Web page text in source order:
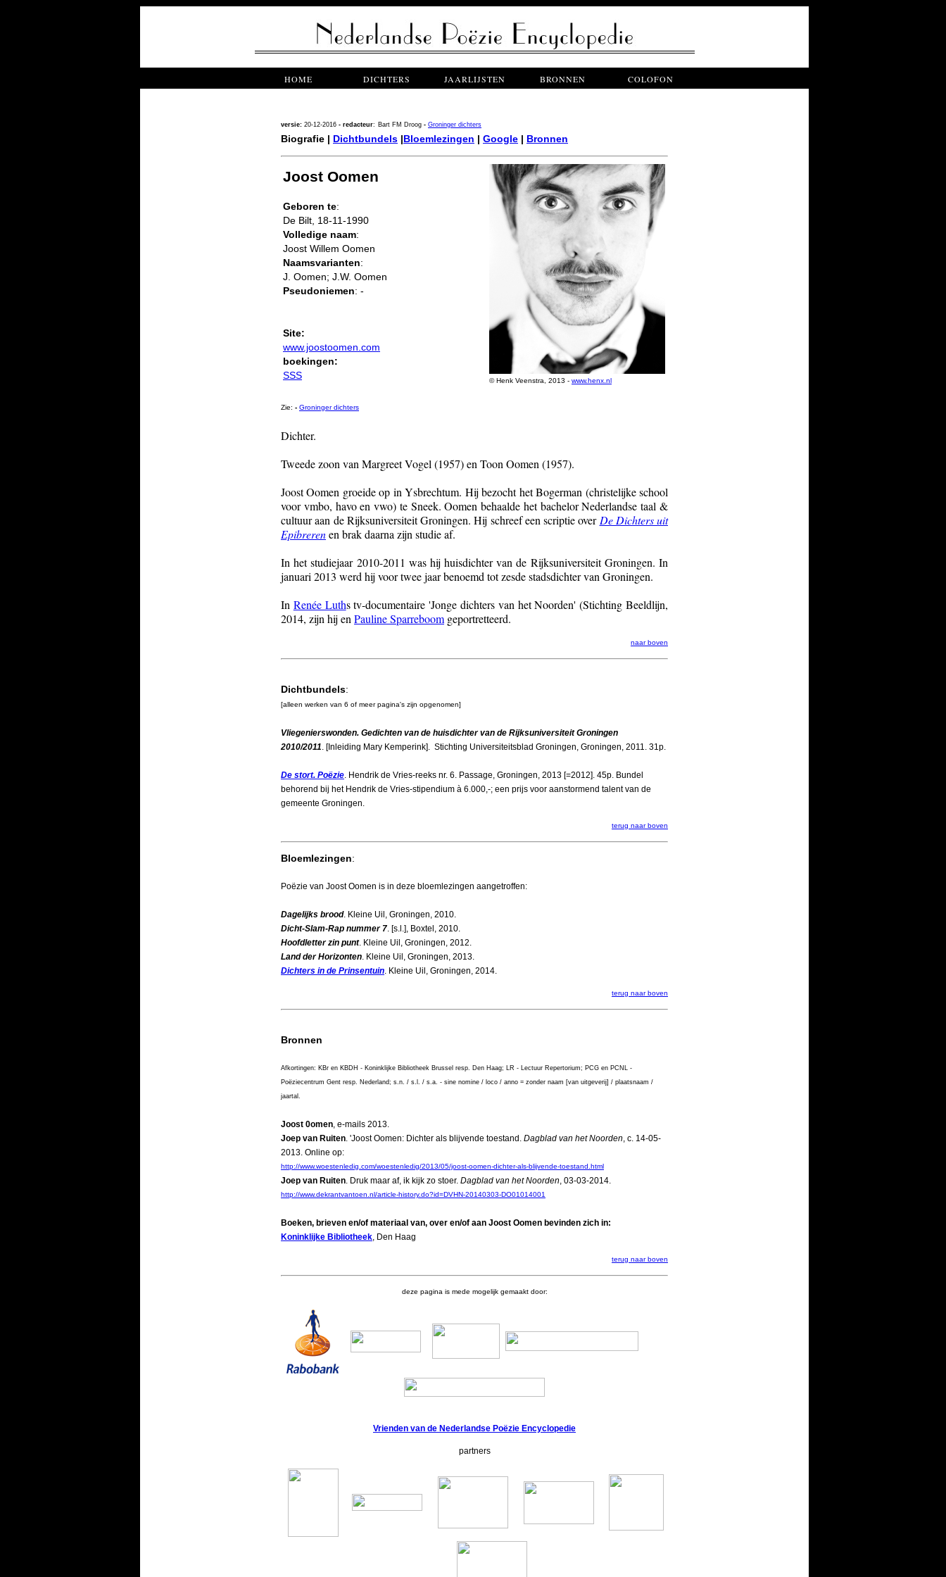
HOME DICHTERS JAARLIJSTEN BRONNEN COLOFON
versie: 20-12-2016 - redacteur: Bart FM Droog - Groninger dichters
Biografie | Dichtbundels |Bloemlezingen | Google | Bronnen
Joost Oomen
Geboren te:
De Bilt, 18-11-1990
Volledige naam:
Joost Willem Oomen
Naamsvarianten:
J. Oomen; J.W. Oomen
Pseudoniemen: -
Site:
www.joostoomen.com
boekingen:
SSS
© Henk Veenstra, 2013 - www.henx.nl
Zie: - Groninger dichters
Dichter.
Tweede zoon van Margreet Vogel (1957) en Toon Oomen (1957).
Joost Oomen groeide op in Ysbrechtum. Hij bezocht het Bogerman (christelijke school
voor vmbo, havo en vwo) te Sneek. Oomen behaalde het bachelor Nederlandse taal &
cultuur aan de Rijksuniversiteit Groningen. Hij schreef een scriptie over De Dichters uit
Epibrerenen brak daarna zijn studie af.
In het studiejaar 2010-2011 was hij huisdichter van de Rijksuniversiteit Groningen. In
januari 2013 werd hij voor twee jaar benoemd tot zesde stadsdichter van Groningen.
In Renée Luths tv-documentaire 'Jonge dichters van het Noorden' (Stichting Beeldlijn,
2014, zijn hij en Pauline Sparreboom geportretteerd.
naar boven
Dichtbundels:
[alleen werken van 6 of meer pagina's zijn opgenomen]
Vliegenierswonden. Gedichten van de huisdichter van de Rijksuniversiteit Groningen
2010/2011. [Inleiding Mary Kemperink]. Stichting Universiteitsblad Groningen, Groningen, 2011. 31p.
De stort. Poëzie. Hendrik de Vries-reeks nr. 6. Passage, Groningen, 2013 [=2012]. 45p. Bundel
behorend bij het Hendrik de Vries-stipendium à 6.000,-; een prijs voor aanstormend talent van de
gemeente Groningen.
terug naar boven
Bloemlezingen:
Poëzie van Joost Oomen is in deze bloemlezingen aangetroffen:
Dagelijks brood. Kleine Uil, Groningen, 2010.
Dicht-Slam-Rap nummer 7. [s.l.], Boxtel, 2010.
Hoofdletter zin punt. Kleine Uil, Groningen, 2012.
Land der Horizonten. Kleine Uil, Groningen, 2013.
Dichters in de Prinsentuin. Kleine Uil, Groningen, 2014.
terug naar boven
Bronnen
Afkortingen: KBr en KBDH - Koninklijke Bibliotheek Brussel resp. Den Haag; LR - Lectuur Repertorium; PCG en PCNL -
Poëziecentrum Gent resp. Nederland; s.n. / s.l. / s.a. - sine nomine / loco / anno = zonder naam [van uitgeverij] / plaatsnaam /
jaartal.
Joost 0omen, e-mails 2013.
Joep van Ruiten. 'Joost Oomen: Dichter als blijvende toestand. Dagblad van het Noorden, c. 14-05-
2013. Online op:
http://www.woestenledig.com/woestenledig/2013/05/joost-oomen-dichter-als-blijvende-toestand.html
Joep van Ruiten. Druk maar af, ik kijk zo stoer. Dagblad van het Noorden, 03-03-2014.
http://www.dekrantvantoen.nl/article-history.do?id=DVHN-20140303-DO01014001
Boeken, brieven en/of materiaal van, over en/of aan Joost Oomen bevinden zich in:
Koninklijke Bibliotheek, Den Haag
terug naar boven
deze pagina is mede mogelijk gemaakt door:
Vrienden van de Nederlandse Poëzie Encyclopedie
partners